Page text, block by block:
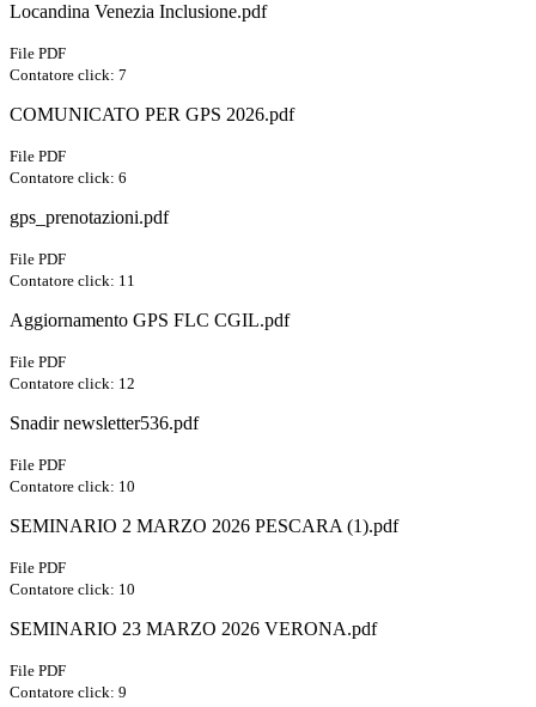
Locandina Venezia Inclusione.pdf
File PDF
Contatore click: 7
COMUNICATO PER GPS 2026.pdf
File PDF
Contatore click: 6
gps_prenotazioni.pdf
File PDF
Contatore click: 11
Aggiornamento GPS FLC CGIL.pdf
File PDF
Contatore click: 12
Snadir newsletter536.pdf
File PDF
Contatore click: 10
SEMINARIO 2 MARZO 2026 PESCARA (1).pdf
File PDF
Contatore click: 10
SEMINARIO 23 MARZO 2026 VERONA.pdf
File PDF
Contatore click: 9